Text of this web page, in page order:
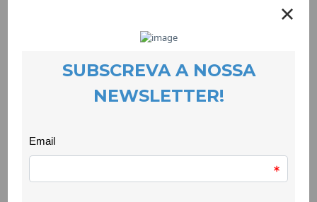
este grupo pretende ser um espaço alternativo, dinâmico e
sobretudo facilitador de novas oportunidades laborais e
O que diferencia o grupo de outros semelhantes é o facto de
ser gerido pela equipa do CLDS.4G.COVILHÃ que pode apoiar e
CV e Carta de Apresentação, ao encaminhamento para ofertas
de emprego, e à integração profissional. Para além disso,
formação do território do concelho da Covilhã, disponibilizar e